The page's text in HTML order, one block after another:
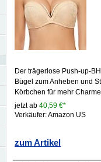
Der trägerlose Push-up-
Bügel zum Anheben und
Körbchen für mehr
jetzt ab40,59 €*
Verkäufer: Amazon US
zum Artikel